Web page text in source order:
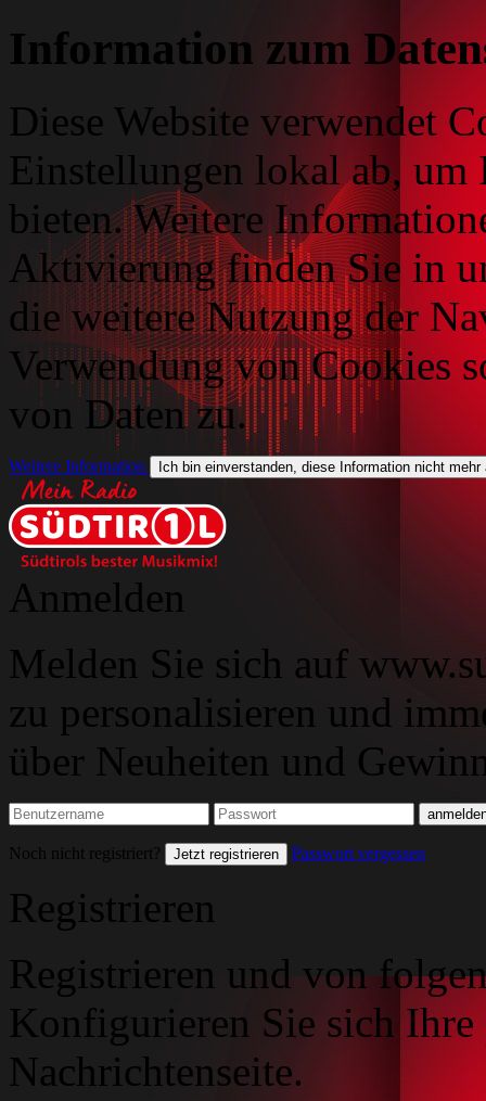
Information zum
Diese Website verwendet
Einstellungen lokal ab, um
bieten. Weitere
Aktivierung finden Sie in
die weitere Nutzung der
Verwendung von Cookies
von Daten zu.
Weitere Information Ich bin einverstanden, diese Information nicht mehr
Anmelden
Melden Sie sich auf
zu personalisieren und
über Neuheiten und
Noch nicht registriert? Jetzt registrieren Passwort vergessen
Registrieren
Registrieren und von
Konfigurieren Sie sich
Nachrichtenseite.